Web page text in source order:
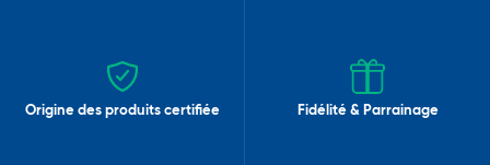
Origine des produits certifiée Fidélité & Parrainage